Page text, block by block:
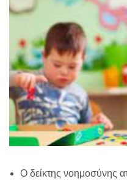
Ο δείκτης νοημοσύνης